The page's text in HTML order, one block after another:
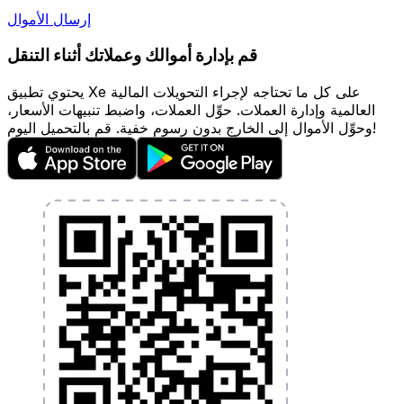
إرسال الأموال
قم بإدارة أموالك وعملاتك أثناء التنقل
يحتوي تطبيق Xe على كل ما تحتاجه لإجراء التحويلات المالية
العالمية وإدارة العملات. حوِّل العملات، واضبط تنبيهات الأسعار،
وحوِّل الأموال إلى الخارج بدون رسوم خفية. قم بالتحميل اليوم!